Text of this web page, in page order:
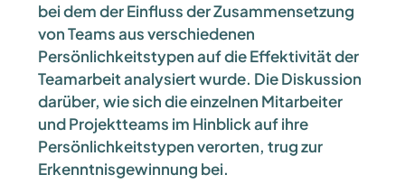
bei dem der Einfluss der Zusammensetzung
von Teams aus verschiedenen
Persönlichkeitstypen auf die Effektivität der
Teamarbeit analysiert wurde. Die Diskussion
darüber, wie sich die einzelnen Mitarbeiter
und Projektteams im Hinblick auf ihre
Persönlichkeitstypen verorten, trug zur
Erkenntnisgewinnung bei.